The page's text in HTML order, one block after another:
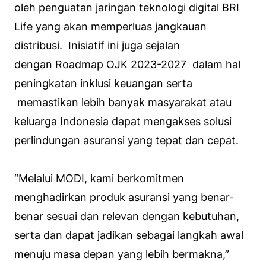
oleh penguatan jaringan teknologi digital BRI
Life yang akan memperluas jangkauan
distribusi. Inisiatif ini juga sejalan
dengan Roadmap OJK 2023-2027 dalam hal
peningkatan inklusi keuangan serta
memastikan lebih banyak masyarakat atau
keluarga Indonesia dapat mengakses solusi
perlindungan asuransi yang tepat dan cepat.
“Melalui MODI, kami berkomitmen
menghadirkan produk asuransi yang benar-
benar sesuai dan relevan dengan kebutuhan,
serta dan dapat jadikan sebagai langkah awal
menuju masa depan yang lebih bermakna,”